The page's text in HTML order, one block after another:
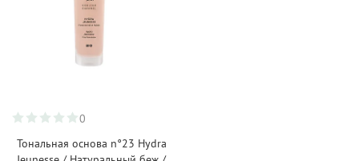
0
Тональная основа n°23 Hydra